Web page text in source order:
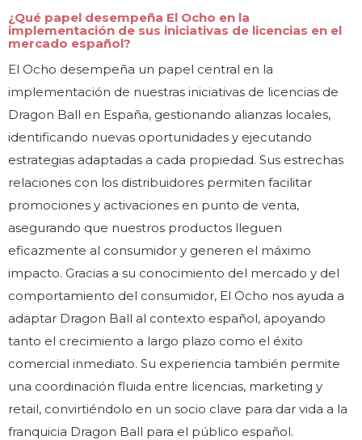
¿Qué papel desempeña El Ocho en la
implementación de sus iniciativas de licencias en el
mercado español?
El Ocho desempeña un papel central en la
implementación de nuestras iniciativas de licencias de
Dragon Ball en España, gestionando alianzas locales,
identificando nuevas oportunidades y ejecutando
estrategias adaptadas a cada propiedad. Sus estrechas
relaciones con los distribuidores permiten facilitar
promociones y activaciones en punto de venta,
asegurando que nuestros productos lleguen
eficazmente al consumidor y generen el máximo
impacto. Gracias a su conocimiento del mercado y del
comportamiento del consumidor, El Ocho nos ayuda a
adaptar Dragon Ball al contexto español, apoyando
tanto el crecimiento a largo plazo como el éxito
comercial inmediato. Su experiencia también permite
una coordinación fluida entre licencias, marketing y
retail, convirtiéndolo en un socio clave para dar vida a la
franquicia Dragon Ball para el público español.